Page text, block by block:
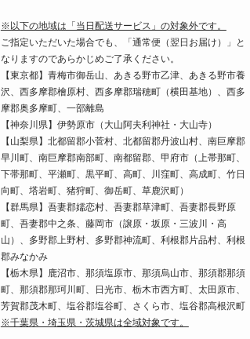
※以下の地域は「当日配送サービス」の対象外です。
ご指定いただいた場合でも、「通常便（翌日お届け）」と
なりますのであらかじめご了承ください。
【東京都】青梅市御岳山、あきる野市乙津、あきる野市養
沢、西多摩郡檜原村、西多摩郡瑞穂町（横田基地）、西多
摩郡奥多摩町、一部離島
【神奈川県】伊勢原市（大山阿夫利神社・大山寺）
【山梨県】北都留郡小菅村、北都留郡丹波山村、南巨摩郡
早川町、南巨摩郡南部町、南都留郡、甲府市（上帯那町、
下帯那町、平瀬町、黒平町、高町、川窪町、高成町、竹日
向町、塔岩町、猪狩町、御岳町、草鹿沢町）
【群馬県】吾妻郡嬬恋村、吾妻郡草津町、吾妻郡長野原
町、吾妻郡中之条、藤岡市（譲原・坂原・三波川・高
山）、多野郡上野村、多野郡神流町、利根郡片品村、利根
郡みなかみ
【栃木県】鹿沼市、那須塩原市、那須烏山市、那須郡那須
町、那須郡那珂川町、日光市、栃木市西方町、太田原市、
芳賀郡茂木町、塩谷郡塩谷町、さくら市、塩谷郡高根沢町
※千葉県・埼玉県・茨城県は全域対象です。